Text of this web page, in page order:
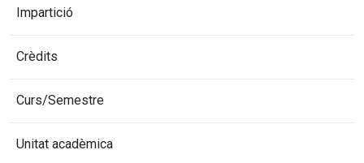
Impartició
Crèdits
Curs/Semestre
Unitat acadèmica